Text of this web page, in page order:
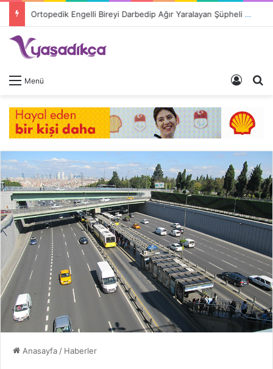
Ortopedik Engelli Bireyi Darbedip Ağır Yaralayan Şüpheli Tutuklandı
Menü Giriş
Anasayfa / Haberler